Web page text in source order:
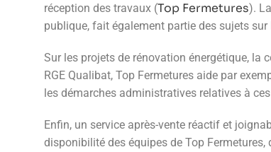
réception des travaux (Top Fermetures).
publique, fait également partie des sujets
Sur les projets de rénovation énergétique, la
RGE Qualibat, Top Fermetures aide par
les démarches administratives relatives à
Enfin, un service après-vente réactif et
disponibilité des équipes de Top